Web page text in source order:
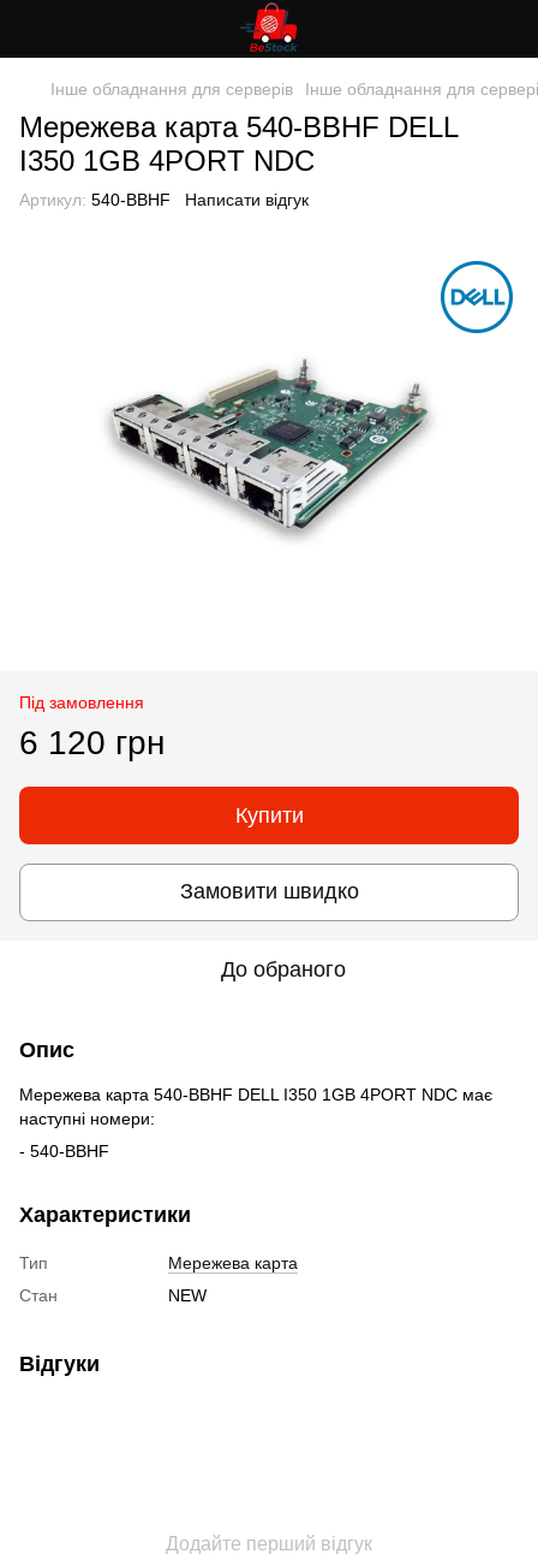
Інше обладнання для серверів Інше обладнання для
Мережева карта 540-BBHF DELL
I350 1GB 4PORT NDC
Артикул: 540-BBHF Написати відгук
Під замовлення
6 120 грн
Купити
Замовити швидко
До обраного
Опис
Мережева карта 540-BBHF DELL I350 1GB 4PORT NDC має
наступні номери:
- 540-BBHF
Характеристики
Тип
Мережева карта
Стан
NEW
Відгуки
Додайте перший відгук